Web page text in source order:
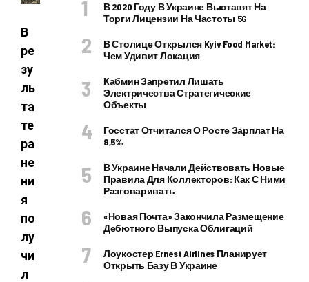
В
ре
зу
ль
та
те
ра
не
ни
я
по
лу
чи
л
В 2020 Году В Украине Выставят На
Торги Лицензии На Частоты 5G
В Столице Открылся Kyiv Food Market:
Чем Удивит Локация
Кабмин Запретил Лишать
Электричества Стратегические
Объекты
Госстат Отчитался О Росте Зарплат На
9,5%
В Украине Начали Действовать Новые
Правила Для Коллекторов: Как С Ними
Разговаривать
«Новая Почта» Закончила Размещение
Дебютного Выпуска Облигаций
Лоукостер Ernest Airlines Планирует
Открыть Базу В Украине